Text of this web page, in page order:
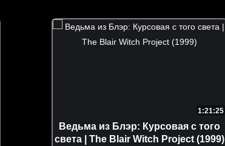
1:21:25
Ведьма из Блэр: Курсовая с того
света | The Blair Witch Project (1999)